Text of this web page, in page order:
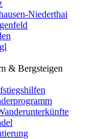
Niederthai
& Bergsteigen